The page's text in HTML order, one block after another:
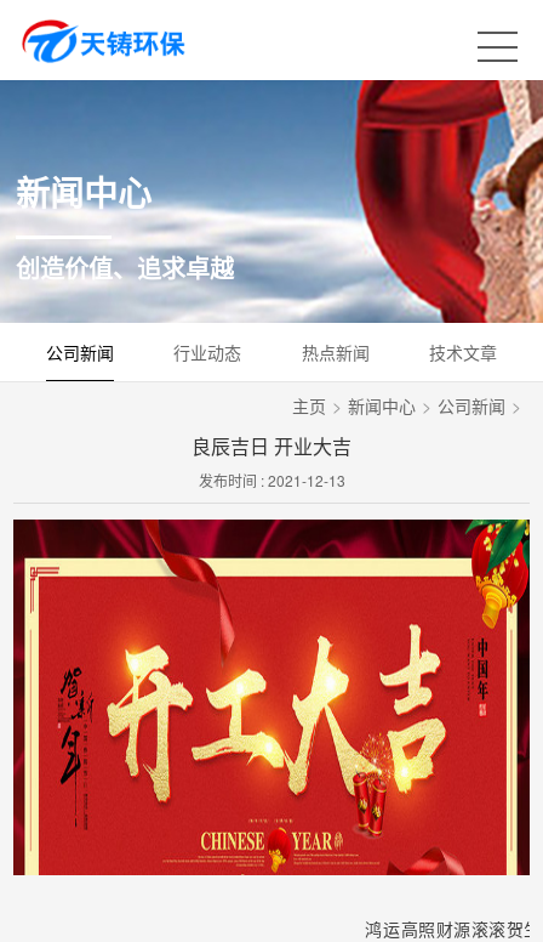
新闻中心
创造价值、追求卓越
公司新闻 行业动态 热点新闻 技术文章
主页 > 新闻中心 > 公司新闻 >
良辰吉日 开业大吉
发布时间 : 2021-12-13
鸿运高照财源滚滚贺